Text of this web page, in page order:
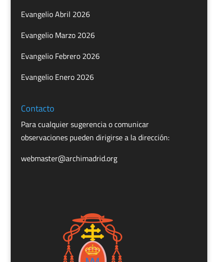
Evangelio Abril 2026
Evangelio Marzo 2026
Evangelio Febrero 2026
Evangelio Enero 2026
Contacto
Para cualquier sugerencia o comunicar
observaciones pueden dirigirse a la dirección:
webmaster@archimadrid.org